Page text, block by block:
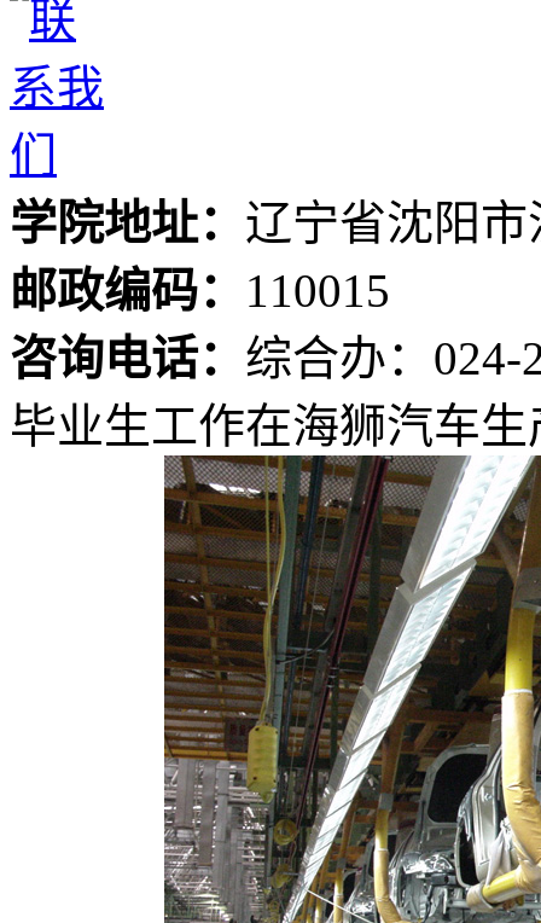
学院地址： 辽宁省沈阳
邮政编码： 110015
咨询电话： 综合办：024-
毕业生工作在海狮汽车生